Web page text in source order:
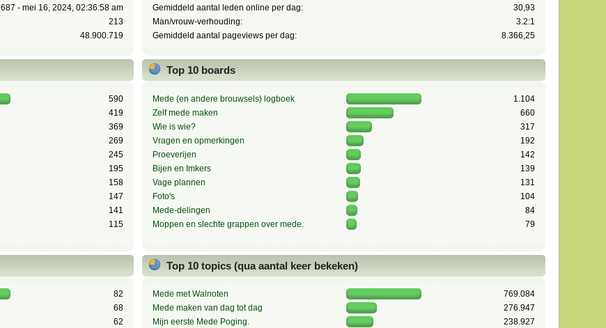
687 - mei 16, 2024, 02:36:58 am
213
48.900.719
Gemiddeld aantal leden online per dag:
30,93
Man/vrouw-verhouding:
3.2:1
Gemiddeld aantal pageviews per dag:
8.366,25
590
419
369
269
245
195
158
147
141
115
Top 10 boards
Mede (en andere brouwsels) logboek
1.104
Zelf mede maken
660
Wie is wie?
317
Vragen en opmerkingen
192
Proeverijen
142
Bijen en Imkers
139
Vage plannen
131
Foto's
104
Mede-delingen
84
Moppen en slechte grappen over mede.
79
82
68
62
Top 10 topics (qua aantal keer bekeken)
Mede met Walnoten
769.084
Mede maken van dag tot dag
276.947
Mijn eerste Mede Poging.
238.927